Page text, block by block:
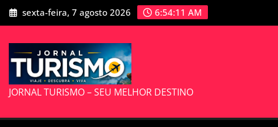
Skip
to
sexta-feira, 7 agosto 2026 6:54:12 AM
JORNAL TURISMO – SEU MELHOR DESTINO